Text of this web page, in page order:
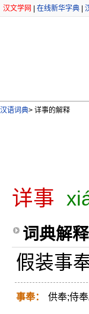
汉文学网 在线新华字典
汉语词典> 详事的解释
详事
词典解释
假装事
事奉： 供奉;侍奉